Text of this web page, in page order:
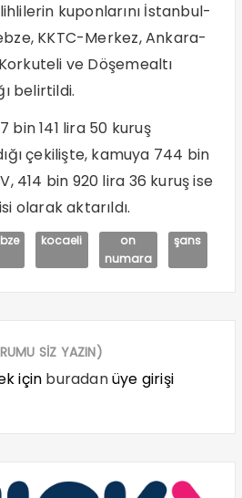
kuponlarını İstanbul-
KKTC-Merkez, Ankara-
ve Döşemealtı
belirtildi.
bin 141 lira 50 kuruş
çekilişte, kamuya 744 bin
414 bin 920 lira 36 kuruş ise
olarak aktarıldı.
kocaeli
on
numara
şans
SİZ YAZIN)
için buradanüye girişi